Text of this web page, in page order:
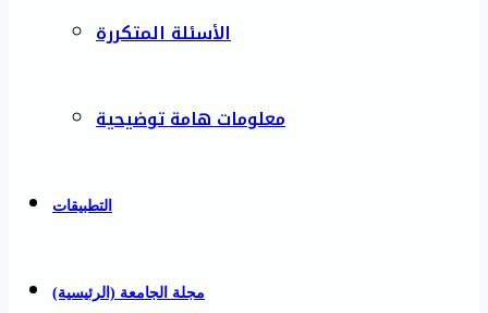
الأسئلة المتكررة
معلومات هامة توضيحية
التطبيقات
مجلة الجامعة (الرئيسية)